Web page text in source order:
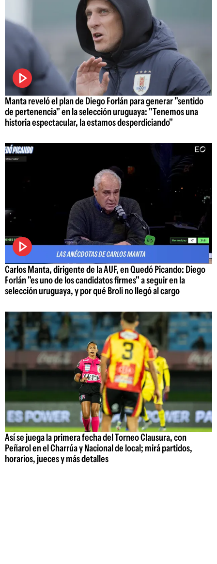
Manta reveló el plan de Diego Forlán para generar "sentido
de pertenencia" en la selección uruguaya: "Tenemos una
historia espectacular, la estamos desperdiciando"
Carlos Manta, dirigente de la AUF, en Quedó Picando: Diego
Forlán "es uno de los candidatos firmes" a seguir en la
selección uruguaya, y por qué Broli no llegó al cargo
Así se juega la primera fecha del Torneo Clausura, con
Peñarol en el Charrúa y Nacional de local; mirá partidos,
horarios, jueces y más detalles